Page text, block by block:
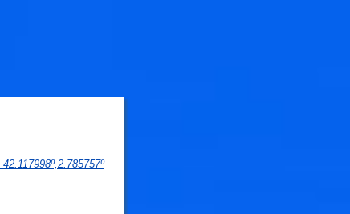
42.117998º,2.785757º